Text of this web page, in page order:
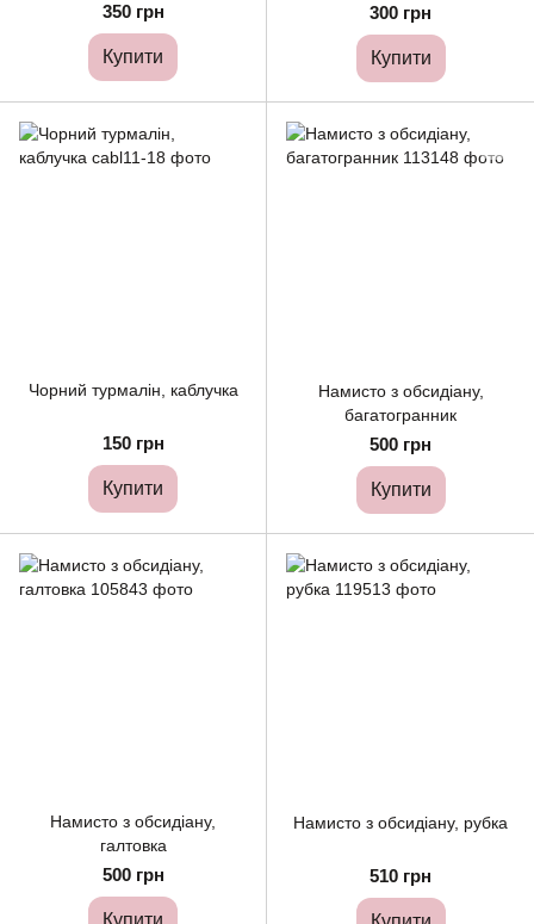
350 грн
Купити
300 грн
Купити
Чорний турмалін, каблучка
150 грн
Купити
Намисто з обсидіану,
багатогранник
500 грн
Купити
Намисто з обсидіану,
галтовка
500 грн
Купити
Намисто з обсидіану, рубка
510 грн